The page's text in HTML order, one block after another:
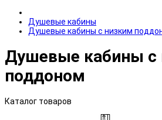
Душевые кабины
Душевые кабины с низким
Душевые кабины с
поддоном
Каталог товаров